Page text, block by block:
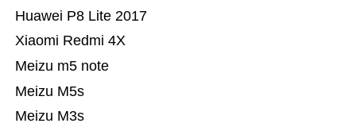
Meizu M3s
Meizu M5s
Meizu m5 note
Xiaomi Redmi 4X
Huawei P8 Lite 2017